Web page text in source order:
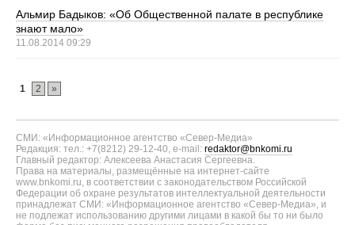
Альмир Бадыков: «Об Общественной палате в республике
знают мало»
11.08.2014 09:29
1 2 »
СМИ: «Информационное агентство «Север-Медиа»
Редакция: тел.: +7(8212) 29-12-40, e-mail: redaktor@bnkomi.ru
Главный редактор: Алексеева Анастасия Сергеевна.
Права на материалы, размещённые на интернет-сайте
www.bnkomi.ru, в соответствии с законодательством Российской
Федерации об охране результатов интеллектуальной деятельности
принадлежат СМИ: «Информационное агентство «Север-Медиа», и
не подлежат использованию другими лицами в какой бы то ни было